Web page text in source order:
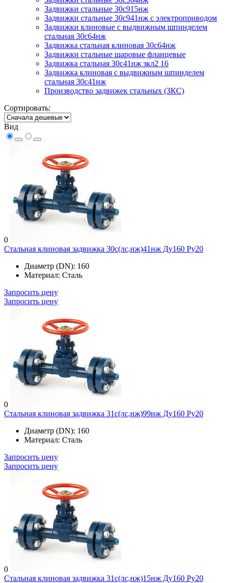
Задвижки стальные 30с915нж
Задвижки стальные 30с941нж с электроприводом
Задвижки клиновые с выдвижным шпинделем
стальная 30с64нж
Задвижка стальная клиновая 30с64нж
Задвижки стальные шаровые фланцевые
Задвижка стальная 30с41нж зкл2 16
Задвижка клиновая с выдвижным шпинделем
стальная 30с41нж
Производство задвижек стальных (ЗКС)
Сортировать:
Вид
0
Стальная клиновая задвижка 30с(лс,нж)41нж Ду160 Ру20
Диаметр (DN): 160
Материал: Сталь
Запросить цену
Запросить цену
0
Стальная клиновая задвижка 31с(лс,нж)99нж Ду160 Ру20
Диаметр (DN): 160
Материал: Сталь
Запросить цену
Запросить цену
0
Стальная клиновая задвижка 31с(лс,нж)15нж Ду160 Ру20